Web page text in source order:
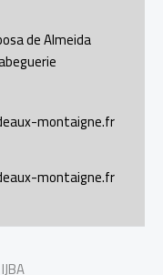
de Almeida
montaigne.fr
montaigne.fr